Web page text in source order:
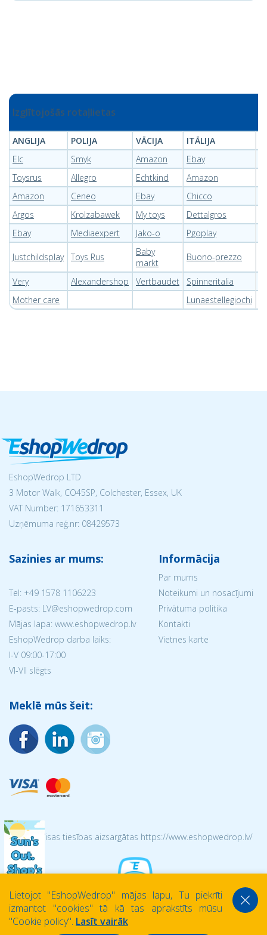
Izglītojošās rotaļlietas
ANGLIJA POLIJA VĀCIJA ITĀLIJA
Elc
Smyk Amazon Ebay
Toysrus
Allegro Echtkind Amazon
Amazon
Ceneo Ebay Chicco
Argos
Krolzabawek My toys Dettalgros
Ebay
Mediaexpert Jako-o Pgoplay
Justchildsplay Toys Rus
Baby
markt
Buono-prezzo
Very Alexandershop Vertbaudet Spinneritalia
Mother care
Lunaestellegiochi
EshopWedrop LTD
3 Motor Walk, CO45SP, Colchester, Essex, UK
VAT Number: 171653311
Uzņēmuma reģ.nr: 08429573
Sazinies ar mums:
Tel: +49 1578 1106223
E-pasts: LV@eshopwedrop.com
Mājas lapa: www.eshopwedrop.lv
EshopWedrop darba laiks:
I-V 09:00-17:00
VI-VII slēgts
Informācija
Par mums
Noteikumi un nosacījumi
Privātuma politika
Kontakti
Vietnes karte
Meklē mūs šeit:
© 2026 Visas tiesības aizsargātas https://www.eshopwedrop.lv/
Lietojot ''EshopWedrop'' mājas lapu, Tu piekrīti
izmantot ''cookies'' tā kā tas aprakstīts mūsu
''Cookie policy''. Lasīt vairāk